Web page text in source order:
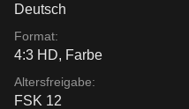
Deutsch
Format:
4:3 HD, Farbe
Altersfreigabe:
FSK 12